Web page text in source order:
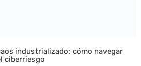
industrializado: cómo navegar
ciberriesgo